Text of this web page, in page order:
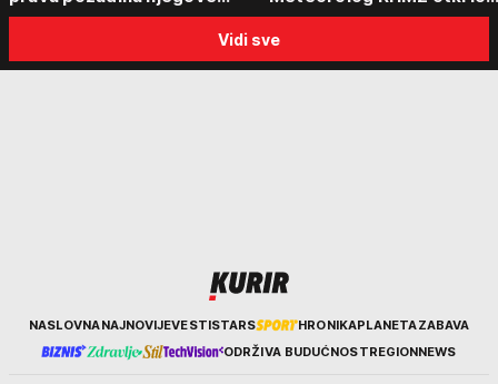
posete Beogradu
kakvo vreme nas čeka do
kraja avgusta
Vidi sve
KurirNASLOVNANAJNOVIJEVESTISTARS HRONIKAPLANETAZABAVA
ODRŽIVA BUDUĆNOSTREGIONNEWS